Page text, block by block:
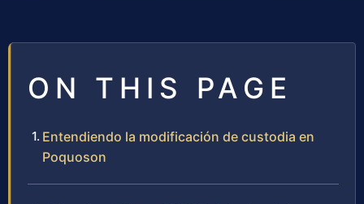
ON THIS PAGE
Entendiendo la modificación de custodia en
Poquoson